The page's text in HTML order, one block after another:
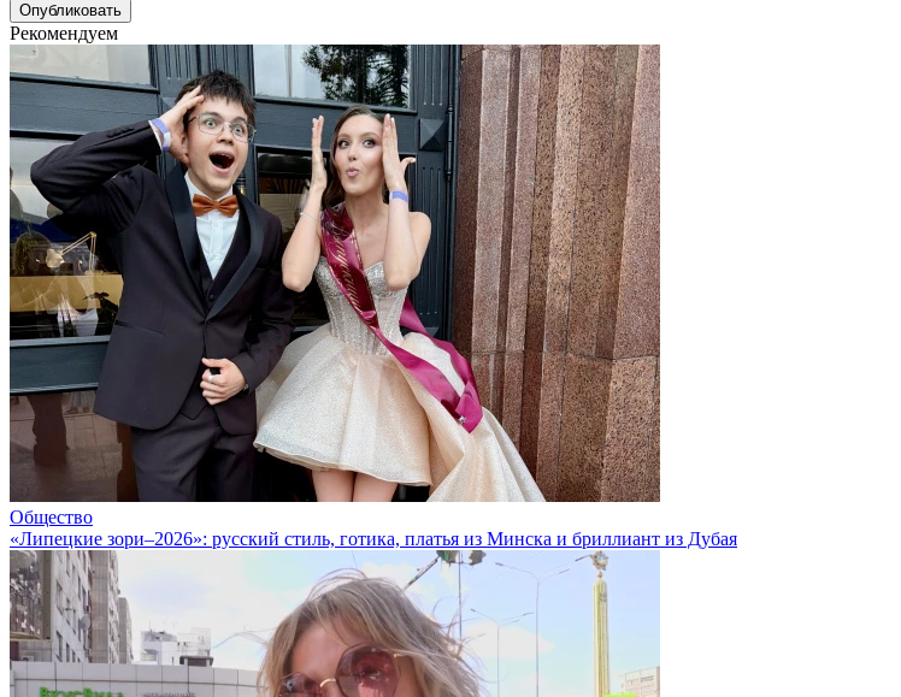
Рекомендуем
Общество
«Липецкие зори–2026»: русский стиль, готика, платья из Минска и бриллиант из Дубая